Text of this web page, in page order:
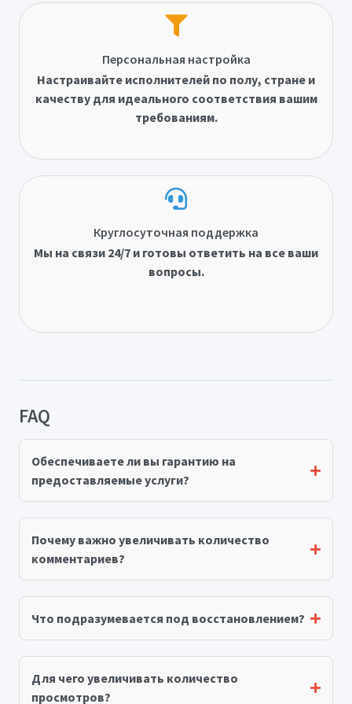
Персональная настройка
Настраивайте исполнителей по полу, стране и
качеству для идеального соответствия вашим
требованиям.
Круглосуточная поддержка
Мы на связи 24/7 и готовы ответить на все ваши
вопросы.
FAQ
Обеспечиваете ли вы гарантию на
предоставляемые услуги?
Почему важно увеличивать количество
комментариев?
Что подразумевается под восстановлением?
Для чего увеличивать количество
просмотров?